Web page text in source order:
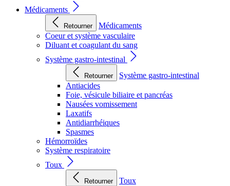
Médicaments
Retourner
Médicaments
Coeur et système vasculaire
Diluant et coagulant du sang
Système gastro-intestinal
Retourner
Système gastro-intestinal
Antiacides
Foie, vésicule biliaire et pancréas
Nausées vomissement
Laxatifs
Antidiarrhéiques
Spasmes
Hémorroïdes
Système respiratoire
Toux
Retourner
Toux